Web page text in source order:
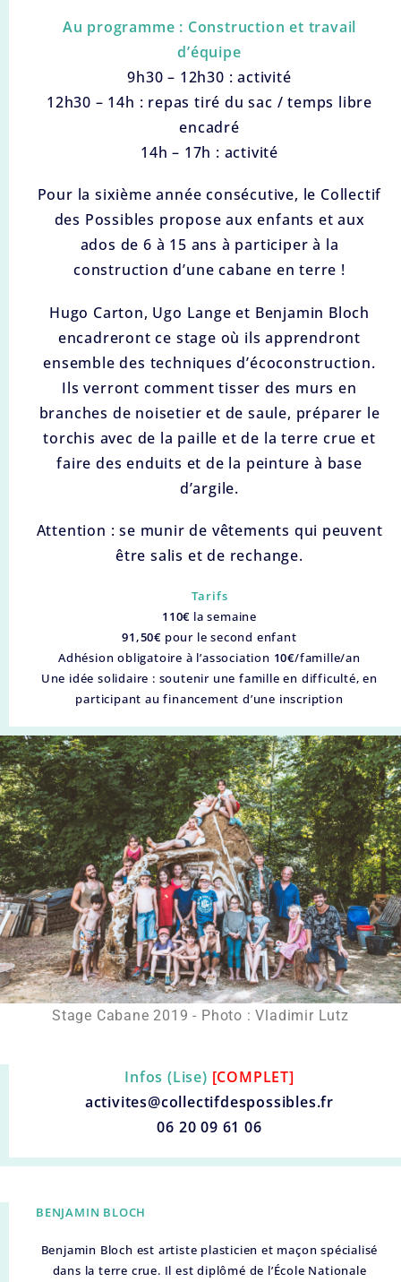
Au programme : Construction et travail
d’équipe
9h30 – 12h30 : activité
12h30 – 14h : repas tiré du sac / temps libre
encadré
14h – 17h : activité
Pour la sixième année consécutive, le Collectif
des Possibles propose aux enfants et aux
ados de 6 à 15 ans à participer à la
construction d’une cabane en terre !
Hugo Carton, Ugo Lange et Benjamin Bloch
encadreront ce stage où ils apprendront
ensemble des techniques d’écoconstruction.
Ils verront comment tisser des murs en
branches de noisetier et de saule, préparer le
torchis avec de la paille et de la terre crue et
faire des enduits et de la peinture à base
d’argile.
Attention : se munir de vêtements qui peuvent
être salis et de rechange.
Tarifs
110€ la semaine
91,50€ pour le second enfant
Adhésion obligatoire à l’association 10€/famille/an
Une idée solidaire : soutenir une famille en difficulté, en
participant au financement d’une inscription
Stage Cabane 2019 - Photo : Vladimir Lutz
Infos (Lise) [COMPLET]
activites@collectifdespossibles.fr
06 20 09 61 06
BENJAMIN BLOCH
Benjamin Bloch est artiste plasticien et maçon spécialisé
dans la terre crue. Il est diplômé de l’École Nationale